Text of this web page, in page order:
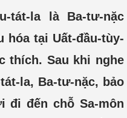
tát-la là Ba-tư-nặc
hóa tại Uất-đầu-tùy-
thích. Sau khi nghe
la, Ba-tư-nặc, bảo
đi đến chỗ Sa-môn